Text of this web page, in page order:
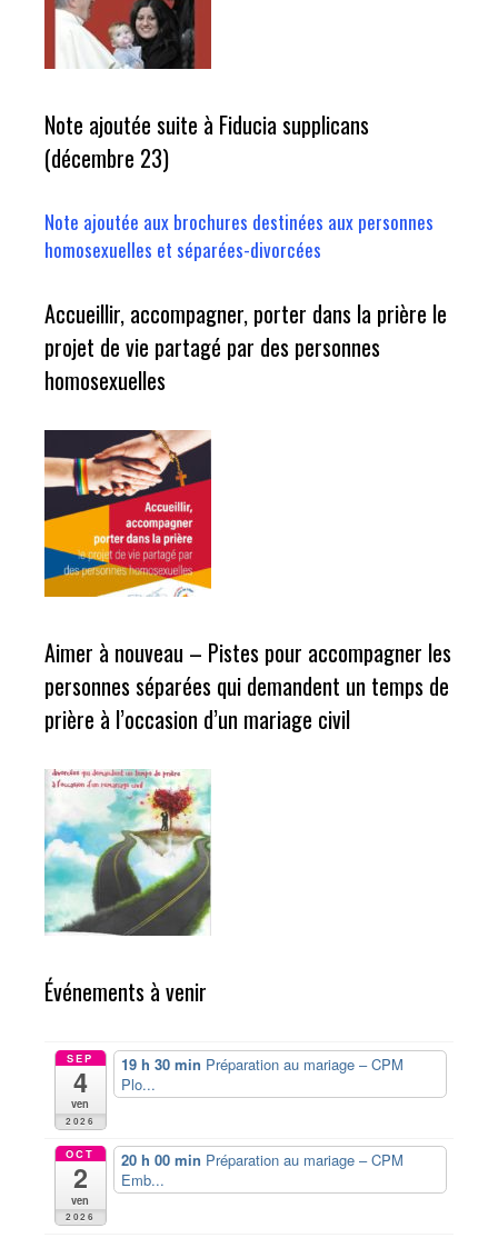
Note ajoutée suite à Fiducia supplicans
(décembre 23)
Note ajoutée aux brochures destinées aux personnes
homosexuelles et séparées-divorcées
Accueillir, accompagner, porter dans la prière le
projet de vie partagé par des personnes
homosexuelles
Aimer à nouveau – Pistes pour accompagner les
personnes séparées qui demandent un temps de
prière à l’occasion d’un mariage civil
Événements à venir
SEP
4
ven
2026
19 h 30 min Préparation au mariage – CPM
Plo...
OCT
2
ven
2026
20 h 00 min Préparation au mariage – CPM
Emb...